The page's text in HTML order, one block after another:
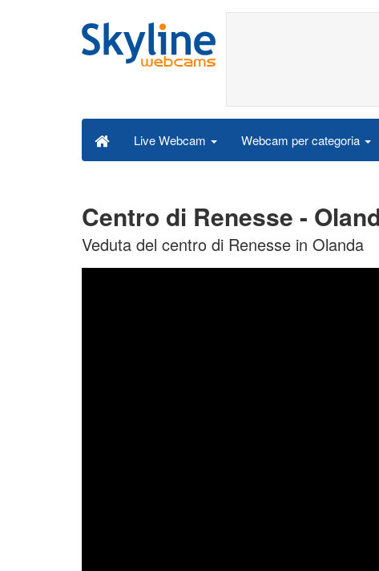
Live Webcam Webcam per categoria
Centro di Renesse -
Veduta del centro di Renesse in Olanda